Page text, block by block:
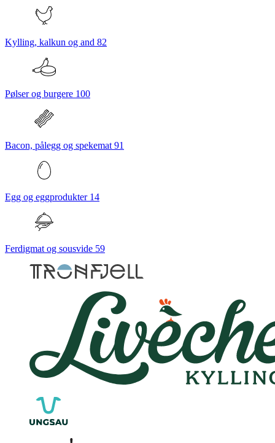
Kylling, kalkun og and 82
Pølser og burgere 100
Bacon, pålegg og spekemat 91
Egg og eggprodukter 14
Ferdigmat og sousvide 59